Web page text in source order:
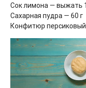
Сок лимона — выжать
Сахарная пудра — 60 г
Конфитюр